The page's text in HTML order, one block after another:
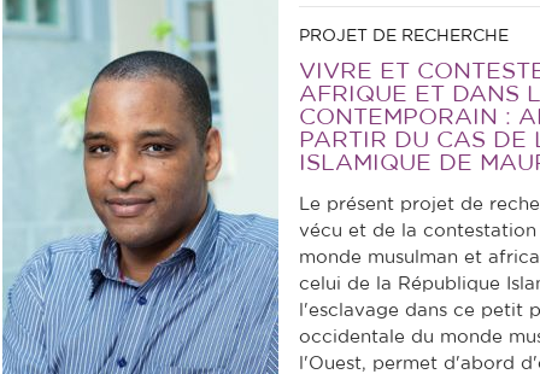
PROJET DE RECHERCHE
VIVRE ET
AFRIQUE ET DANS
CONTEMPORAIN :
PARTIR DU CAS DE
ISLAMIQUE DE
Le présent projet de
vécu et de la
monde musulman et
celui de la République
l'esclavage dans ce petit
occidentale du monde
l'Ouest, permet d'abord